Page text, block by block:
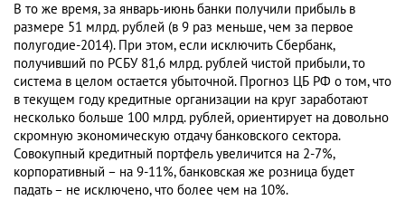
В то же время, за январь-июнь банки получили прибыль в
размере 51 млрд. рублей (в 9 раз меньше, чем за первое
полугодие-2014). При этом, если исключить Сбербанк,
получивший по РСБУ 81,6 млрд. рублей чистой прибыли, то
система в целом остается убыточной. Прогноз ЦБ РФ о том, что
в текущем году кредитные организации на круг заработают
несколько больше 100 млрд. рублей, ориентирует на довольно
скромную экономическую отдачу банковского сектора.
Совокупный кредитный портфель увеличится на 2-7%,
корпоративный – на 9-11%, банковская же розница будет
падать – не исключено, что более чем на 10%.